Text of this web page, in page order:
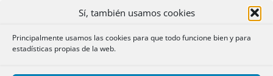
Sí, también usamos cookies
Principalmente usamos las cookies para que todo funcione bien y para
estadísticas propias de la web.
ELEMENTO COMÚN. Y VIVIENDA DEL PORTERO.